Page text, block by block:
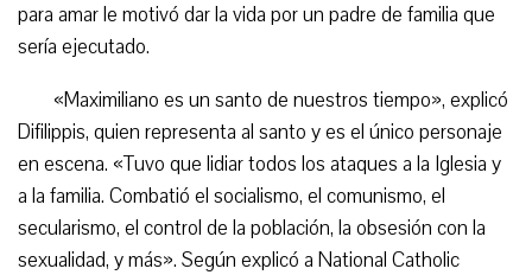
para amar le motivó dar la vida por un padre de familia que
sería ejecutado.
«Maximiliano es un santo de nuestros tiempo», explicó
Difilippis, quien representa al santo y es el único personaje
en escena. «Tuvo que lidiar todos los ataques a la Iglesia y
a la familia. Combatió el socialismo, el comunismo, el
secularismo, el control de la población, la obsesión con la
sexualidad, y más». Según explicó a National Catholic